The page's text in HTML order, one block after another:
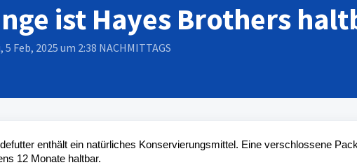
ist Hayes Brothers
Feb, 2025 um 2:38 NACHMITTAGS
enthält ein natürliches Konservierungsmittel. Eine verschlossene
12 Monate haltbar.